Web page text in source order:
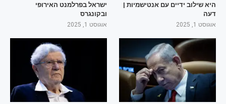
היא שילוב ידיים עם אנטישמיות |
דעה
אוגוסט 1, 2025
ישראל בפרלמנט האירופי
ובקונגרס
אוגוסט 1, 2025